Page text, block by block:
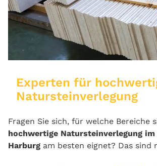
Experten für
Natursteinverlegung
Fragen Sie sich, für welche Bereiche
hochwertige Natursteinverlegung
Harburg am besten eignet? Das sind